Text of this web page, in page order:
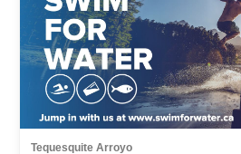
Tequesquite Arroyo